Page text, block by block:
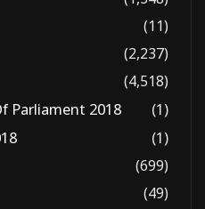
(11)
(2,237)
(4,518)
Parliament 2018
(1)
(1)
(699)
(49)